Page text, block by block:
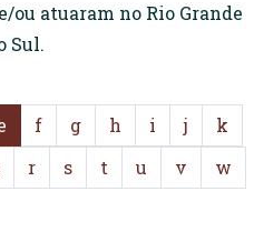
ou atuaram no Rio Grande
Sul.
f g h i j
k
r s t u v
w